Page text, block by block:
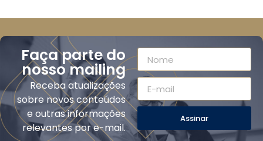
Faça parte do
nosso mailing
Receba atualizações
sobre novos conteúdos
e outras informações
relevantes por e-mail.
Assinar